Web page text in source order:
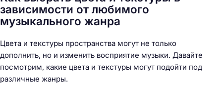
зависимости от любимого
музыкального жанра
Цвета и текстуры пространства могут не только
дополнить, но и изменить восприятие музыки. Давайте
посмотрим, какие цвета и текстуры могут подойти под
различные жанры.